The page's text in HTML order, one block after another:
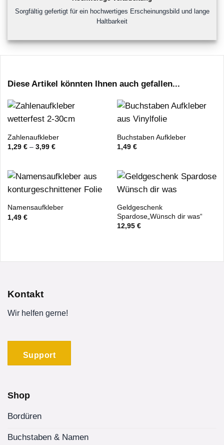
Sorgfältig gefertigt für ein hochwertiges Erscheinungsbild und lange
Haltbarkeit
Diese Artikel könnten Ihnen auch gefallen...
Zahlenaufkleber
1,29 €– 3,99 €
Buchstaben Aufkleber
1,49 €
Namensaufkleber
1,49 €
Geldgeschenk
Spardose„Wünsch dir was“
12,95 €
Kontakt
Wir helfen gerne!
Support
Shop
Bordüren
Buchstaben & Namen